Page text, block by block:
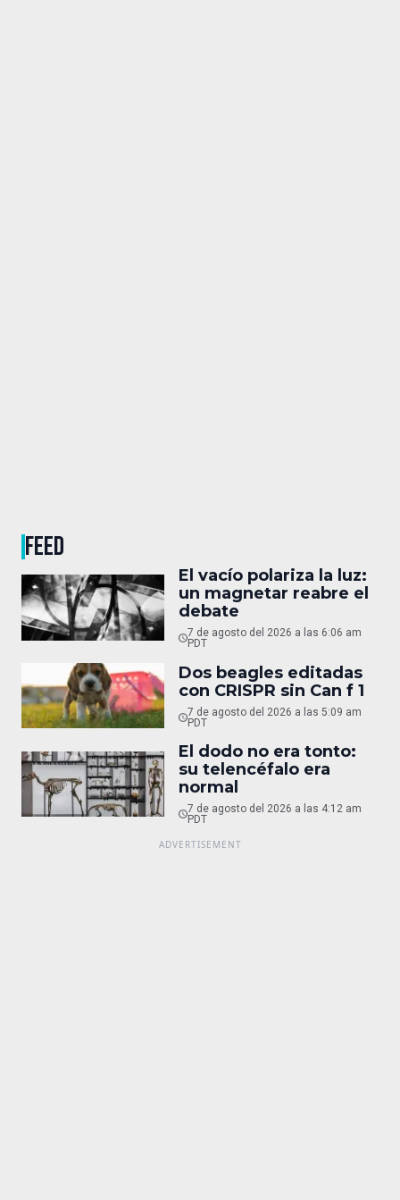
FEED
El vacío polariza la luz:
un magnetar reabre el
debate
7 de agosto del 2026 a las 6:06 am
PDT
Dos beagles editadas
con CRISPR sin Can f 1
7 de agosto del 2026 a las 5:09 am
PDT
El dodo no era tonto:
su telencéfalo era
normal
7 de agosto del 2026 a las 4:12 am
PDT